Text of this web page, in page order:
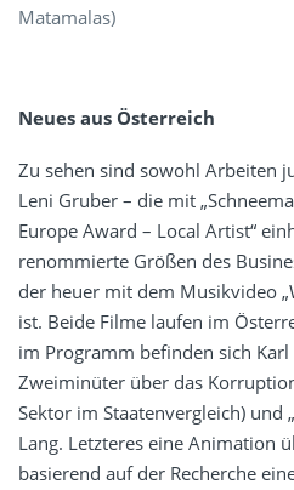
Matamalas)
Neues aus Österreich
Zu sehen sind sowohl Arbeiten
Leni Gruber – die mit
Europe Award – Local Artist“
renommierte Größen des
der heuer mit dem Musikvideo
ist. Beide Filme laufen im
im Programm befinden sich Karl
Zweiminüter über das
Sektor im Staatenvergleich) und
Lang. Letzteres eine Animation
basierend auf der Recherche